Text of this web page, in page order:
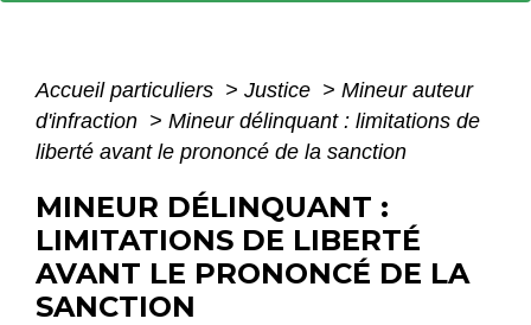
Accueil particuliers > Justice > Mineur auteur
d'infraction > Mineur délinquant : limitations de
liberté avant le prononcé de la sanction
MINEUR DÉLINQUANT :
LIMITATIONS DE LIBERTÉ
AVANT LE PRONONCÉ DE LA
SANCTION